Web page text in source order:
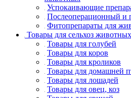
Успокаивающие
Послеоперационный и
Фитопрепараты для
Товары для сельхоз животных
Товары для голубей
Товары для коров
Товары для кроликов
Товары для домашней
Товары для лошадей
Товары для овец, коз